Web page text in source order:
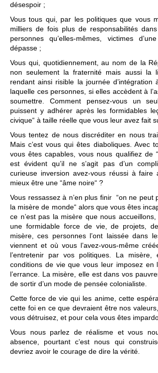
désespoir ;
Vous tous qui, par les politiques que vous
milliers de fois plus de responsabilités
personnes qu’elles-mêmes, victimes
dépasse ;
Vous qui, quotidiennement, au nom de la
non seulement la fraternité mais aussi la
rendant ainsi risible la journée d’intégration
laquelle ces personnes, si elles accèdent à
soumettre. Comment pensez-vous un
puissent y adhérer après les formidables
civique“ à taille réelle que vous leur avez fait
Vous tentez de nous discréditer en nous
Mais c’est vous qui êtes diaboliques. Avec
vous êtes capables, vous nous qualifiez de
est évident qu’il ne s’agit pas d’un
curieuse inversion avez-vous réussi à faire
mieux être une “âme noire“ ?
Vous ressassez à n’en plus finir “on ne peut
la misère de monde“ alors que vous êtes
ce n’est pas la misère que nous
une formidable force de vie, de projets,
misère, ces personnes l’ont laissée dans
viennent et où vous l’avez-vous-même
l’entretenir par vos politiques. La
conditions de vie que vous leur imposez en
l’errance. La misère, elle est dans vos
de sortir d’un mode de pensée colonialiste.
Cette force de vie qui les anime, cette
cette foi en ce que devraient être nos
vous détruisez, et pour cela vous êtes
Vous nous parlez de réalisme et vous
absence, pourtant c’est nous qui
devriez avoir le courage de dire la vérité.